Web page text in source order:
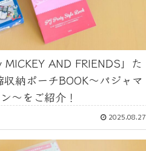
AND FRIENDS」た
納ポーチBOOK〜パジャマ
〜をご紹介！
2025.08.27